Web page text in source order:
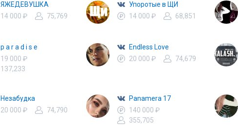
ЯЖЕДЕВУШКА
14 000 ₽
75,769
Упоротые в ЩИ
14 000 ₽
68,851
p a r a d i s e
19 000 ₽
137,233
Endless Love
20 000 ₽
74,679
Незабудка
20 000 ₽
74,790
Panamera 17
140 000 ₽
355,705